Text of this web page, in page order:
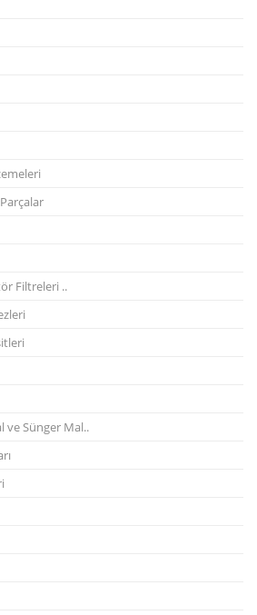
Filtreleri ..
ve Sünger Mal..